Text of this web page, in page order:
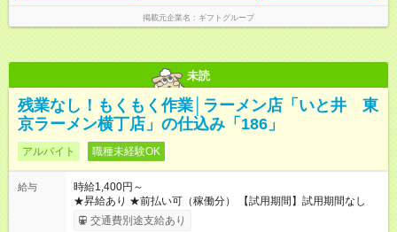
掲載元企業名 ギフトグループ
未読
残業なし！もくもく作業│ラーメン店「いと井 東
京ラーメン横丁店」の仕込み「186」
アルバイト 職種未経験OK
給与
時給1,400円～
★昇給あり ★前払い可（稼働分） 【試用期間】試用期間なし
交通費別途支給あり